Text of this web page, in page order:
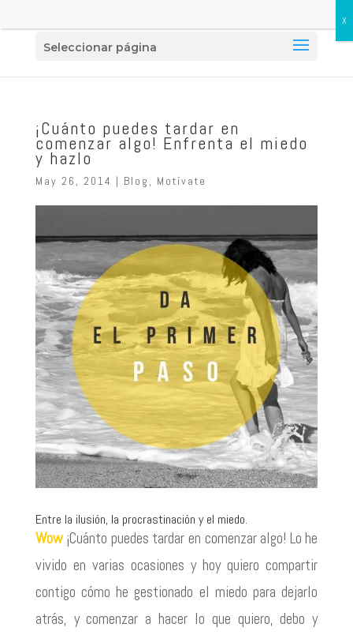
Seleccionar página
¡Cuánto puedes tardar en
comenzar algo! Enfrenta el miedo
y hazlo
May 26, 2014 | Blog , Motívate
Entre la ilusión, la procrastinación y el miedo.
Wow ¡Cuánto puedes tardar en comenzar algo! Lo he
vivido en varias ocasiones y hoy quiero compartir
contigo cómo he gestionado el miedo para dejarlo
atrás, y comenzar a hacer lo que quiero, debo y